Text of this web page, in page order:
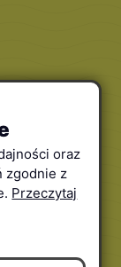
oraz
zgodnie z
Przeczytaj